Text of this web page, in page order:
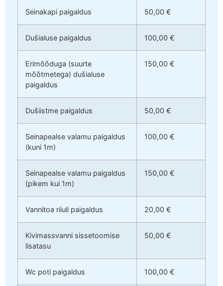
Seinakapi paigaldus 50,00 €
Dušialuse paigaldus 100,00 €
Erimõõduga (suurte
mõõtmetega) dušialuse
paigaldus
150,00 €
Dušiistme paigaldus 50,00 €
Seinapealse valamu paigaldus
(kuni 1m)
100,00 €
Seinapealse valamu paigaldus
(pikem kui 1m)
150,00 €
Vannitoa riiuli paigaldus 20,00 €
Kivimassvanni sissetoomise
lisatasu
50,00 €
Wc poti paigaldus 100,00 €